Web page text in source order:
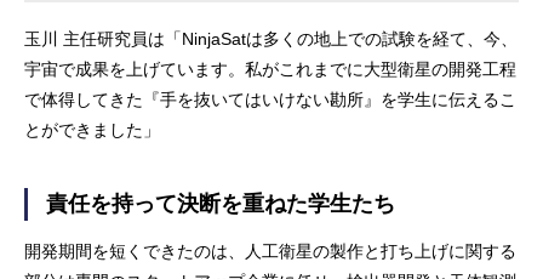
玉川 主任研究員は「NinjaSatは多くの地上での試験を経て、今、
宇宙で成果を上げています。私がこれまでに大型衛星の開発工程
で体得してきた『手を抜いてはいけない勘所』を学生に伝えるこ
とができました」
責任を持って決断を重ねた学生たち
開発期間を短くできたのは、人工衛星の製作と打ち上げに関する